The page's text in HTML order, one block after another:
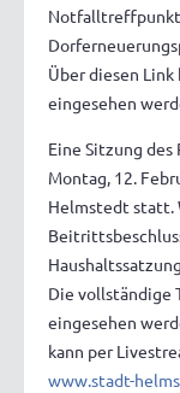
Über diesen
eingesehen
Eine Sitzung
Montag, 12.
Helmstedt statt.
Die vollständige
eingesehen
kann per
www.stadt-